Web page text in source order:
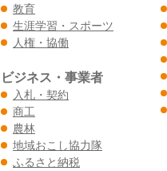
教育
生涯学習・スポーツ
人権・協働
ビジネス・事業者
入札・契約
商工
農林
地域おこし協力隊
ふるさと納税